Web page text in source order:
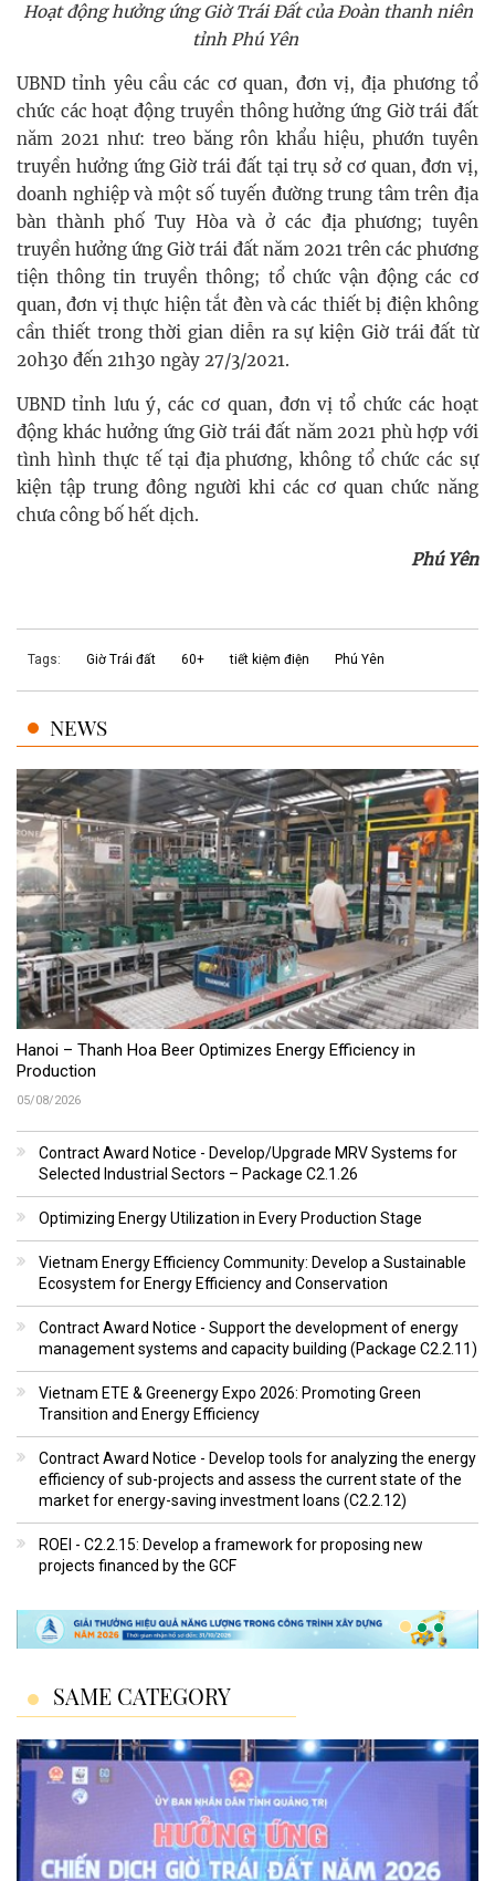
Hoạt động hưởng ứng Giờ Trái Đất của Đoàn thanh niên
tỉnh Phú Yên
UBND tỉnh yêu cầu các cơ quan, đơn vị, địa phương tổ
chức các hoạt động truyền thông hưởng ứng Giờ trái đất
năm 2021 như: treo băng rôn khẩu hiệu, phướn tuyên
truyền hưởng ứng Giờ trái đất tại trụ sở cơ quan, đơn vị,
doanh nghiệp và một số tuyến đường trung tâm trên địa
bàn thành phố Tuy Hòa và ở các địa phương; tuyên
truyền hưởng ứng Giờ trái đất năm 2021 trên các phương
tiện thông tin truyền thông; tổ chức vận động các cơ
quan, đơn vị thực hiện tắt đèn và các thiết bị điện không
cần thiết trong thời gian diễn ra sự kiện Giờ trái đất từ
20h30 đến 21h30 ngày 27/3/2021.
UBND tỉnh lưu ý, các cơ quan, đơn vị tổ chức các hoạt
động khác hưởng ứng Giờ trái đất năm 2021 phù hợp với
tình hình thực tế tại địa phương, không tổ chức các sự
kiện tập trung đông người khi các cơ quan chức năng
chưa công bố hết dịch.
Phú Yên
Tags: Giờ Trái đất 60+ tiết kiệm điện Phú Yên
NEWS
Hanoi – Thanh Hoa Beer Optimizes Energy Efficiency in
Production
05/08/2026
Contract Award Notice - Develop/Upgrade MRV Systems for
Selected Industrial Sectors – Package C2.1.26
Optimizing Energy Utilization in Every Production Stage
Vietnam Energy Efficiency Community: Develop a Sustainable
Ecosystem for Energy Efficiency and Conservation
Contract Award Notice - Support the development of energy
management systems and capacity building (Package C2.2.11)
Vietnam ETE & Greenergy Expo 2026: Promoting Green
Transition and Energy Efficiency
Contract Award Notice - Develop tools for analyzing the energy
efficiency of sub-projects and assess the current state of the
market for energy-saving investment loans (C2.2.12)
ROEI - C2.2.15: Develop a framework for proposing new
projects financed by the GCF
SAME CATEGORY